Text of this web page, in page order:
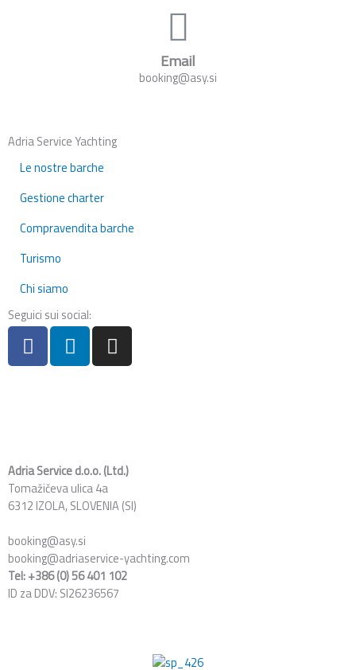
Email
booking@asy.si
Adria Service Yachting
Le nostre barche
Gestione charter
Compravendita barche
Turismo
Chi siamo
Seguici sui social:
F
a
c
k
L
i
n
n
I
n
s
a
m
Adria Service d.o.o. (Ltd.)
Tomažičeva ulica 4a
6312 IZOLA, SLOVENIA (SI)
booking@asy.si
booking@adriaservice-yachting.com
Tel: +386 (0) 56 401 102
ID za DDV: SI26236567